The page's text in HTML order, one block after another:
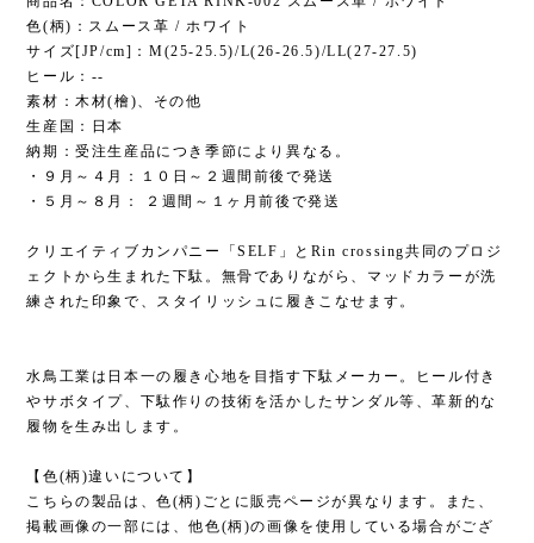
色(柄)：スムース革 / ホワイト
サイズ[JP/cm]：M(25-25.5)/L(26-26.5)/LL(27-27.5)
ヒール：--
素材：木材(檜)、その他
生産国：日本
納期：受注生産品につき季節により異なる。
・９月～４月：１０日～２週間前後で発送
・５月～８月： ２週間～１ヶ月前後で発送
クリエイティブカンパニー「SELF」とRin crossing共同のプロジ
ェクトから生まれた下駄。無骨でありながら、マッドカラーが洗
練された印象で、スタイリッシュに履きこなせます。
水鳥工業は日本一の履き心地を目指す下駄メーカー。ヒール付き
やサボタイプ、下駄作りの技術を活かしたサンダル等、革新的な
履物を生み出します。
【色(柄)違いについて】
こちらの製品は、色(柄)ごとに販売ページが異なります。また、
掲載画像の一部には、他色(柄)の画像を使用している場合がござ